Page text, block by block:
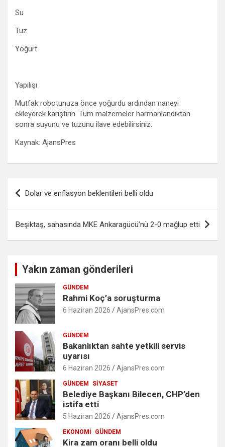
Su
Tuz
Yoğurt
Yapılışı
Mutfak robotunuza önce yoğurdu ardından naneyi
ekleyerek karıştırın. Tüm malzemeler harmanlandıktan
sonra suyunu ve tuzunu ilave edebilirsiniz.
Kaynak: AjansPres
Yazı
gezinmesi
Dolar ve enflasyon beklentileri belli oldu
Beşiktaş, sahasında MKE Ankaragücü’nü 2-0 mağlup etti
Yakın zaman gönderileri
GÜNDEM
Rahmi Koç’a soruşturma
6 Haziran 2026 AjansPres.com
GÜNDEM
Bakanlıktan sahte yetkili servis
uyarısı
6 Haziran 2026 AjansPres.com
GÜNDEM SIYASET
Belediye Başkanı Bilecen, CHP’den
istifa etti
5 Haziran 2026 AjansPres.com
EKONOMI GÜNDEM
Kira zam oranı belli oldu